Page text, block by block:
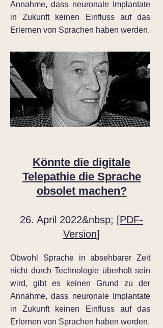
Annahme, dass neuronale Implantate
in Zukunft keinen Einfluss auf das
Erlernen von Sprachen haben werden.
Könnte die digitale
Telepathie die Sprache
obsolet machen?
26. April 2022&nbsp; [PDF-
Version]
Obwohl Sprache in absehbarer Zeit
nicht durch Technologie überholt sein
wird, gibt es keinen Grund zu der
Annahme, dass neuronale Implantate
in Zukunft keinen Einfluss auf das
Erlernen von Sprachen haben werden.